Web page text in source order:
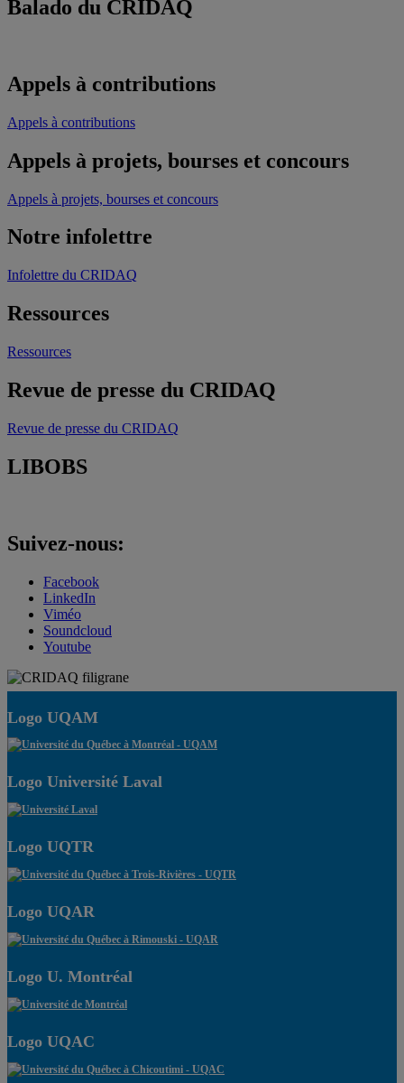
Balado du CRIDAQ
Appels à contributions
Appels à contributions
Appels à projets, bourses et concours
Appels à projets, bourses et concours
Notre infolettre
Infolettre du CRIDAQ
Ressources
Ressources
Revue de presse du CRIDAQ
Revue de presse du CRIDAQ
LIBOBS
Suivez-nous:
Facebook
LinkedIn
Viméo
Soundcloud
Youtube
Logo UQAM
Logo Université Laval
Logo UQTR
Logo UQAR
Logo U. Montréal
Logo UQAC